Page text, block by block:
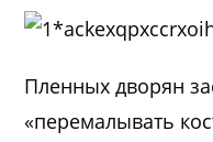
Пленных дворян
«перемалывать